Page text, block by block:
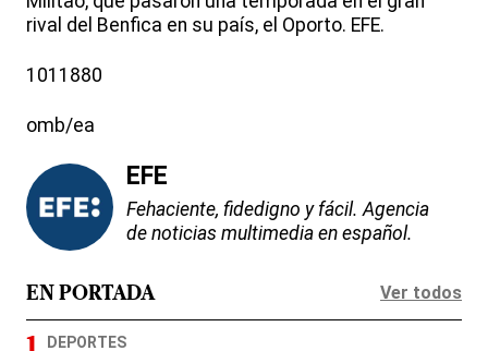
rival del Benfica en su país, el Oporto. EFE.
1011880
omb/ea
EFE
Fehaciente, fidedigno y fácil. Agencia
de noticias multimedia en español.
EN PORTADA Ver todos
DEPORTES